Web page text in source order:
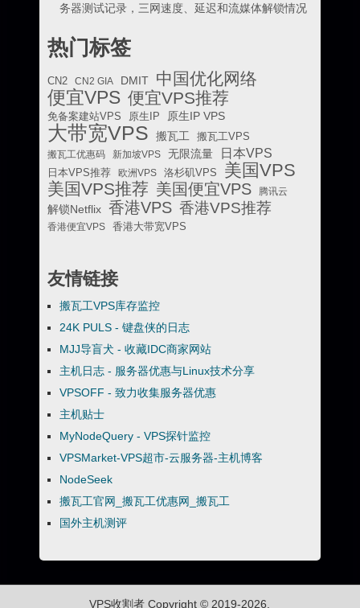
务器测试记录，三网速度、延迟和流媒体解锁情况
热门标签
CN2 CN2 GIA DMIT 中国优化网络
便宜VPS 便宜VPS推荐
免备案建站VPS 原生IP 原生IP VPS
大带宽VPS 搬瓦工
搬瓦工VPS
搬瓦工优惠码
新加坡VPS 无限流量 日本VPS
日本VPS推荐 欧洲VPS 洛杉矶VPS 美国VPS
美国VPS推荐 美国便宜VPS 腾讯云
解锁Netflix 香港VPS 香港VPS推荐
香港便宜VPS 香港大带宽VPS
友情链接
搬瓦工VPS库存监控
24K PULS - 键盘侠的日志
MJJ导盲犬 - 收藏IDC商家网站
主机日志 - 服务器优惠与Linux技术分享
VPSOFF - 致力收集服务器优惠
主机贴士
MyNodeQuery - VPS探针监控
VPSMarket-VPS超市-云服务器-主机博客
NodeSeek
搬瓦工官网_搬瓦工优惠网_搬瓦工
国外主机测评
VPS收割者 Copyright © 2019-2026.